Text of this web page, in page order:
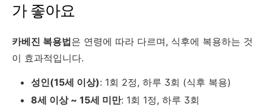
가 좋아요
카베진 복용법은 연령에 따라 다르며, 식후에 복용하는 것
이 효과적입니다.
성인(15세 이상): 1회 2정, 하루 3회 (식후 복용)
8세 이상 ~ 15세 미만: 1회 1정, 하루 3회